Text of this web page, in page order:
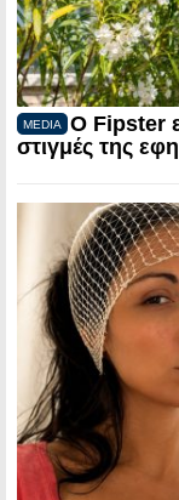
MEDIA
Ο Fipster
στιγμές της